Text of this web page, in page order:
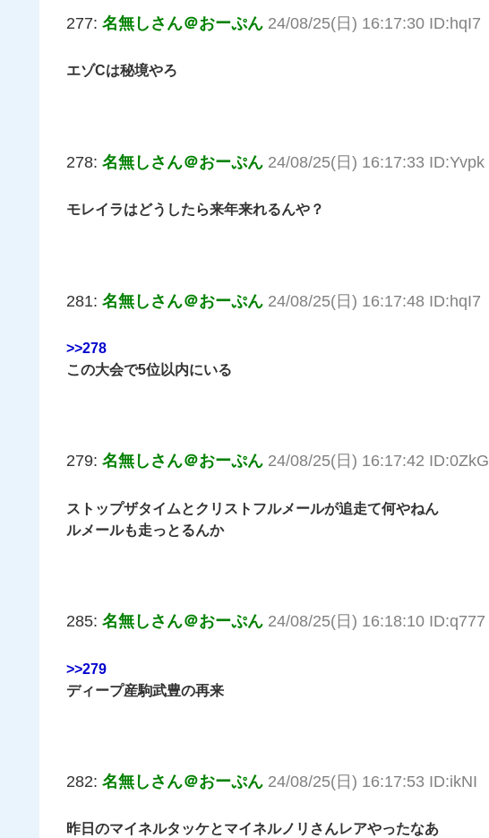
277: 名無しさん＠おーぷん 24/08/25(日) 16:17:30 ID:hqI7
エゾCは秘境やろ
278: 名無しさん＠おーぷん 24/08/25(日) 16:17:33 ID:Yvpk
モレイラはどうしたら来年来れるんや？
281: 名無しさん＠おーぷん 24/08/25(日) 16:17:48 ID:hqI7
>>278
この大会で5位以内にいる
279: 名無しさん＠おーぷん 24/08/25(日) 16:17:42 ID:0ZkG
ストップザタイムとクリストフルメールが追走て何やねん
ルメールも走っとるんか
285: 名無しさん＠おーぷん 24/08/25(日) 16:18:10 ID:q777
>>279
ディープ産駒武豊の再来
282: 名無しさん＠おーぷん 24/08/25(日) 16:17:53 ID:ikNI
昨日のマイネルタッケとマイネルノリさんレアやったなあ